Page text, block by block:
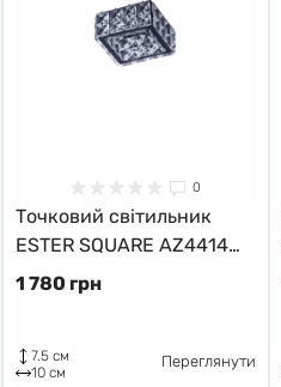
0
Точковий світильник
ESTER SQUARE AZ4414
Azzardo
1 780 грн
7.5 см
10 см
Переглянути